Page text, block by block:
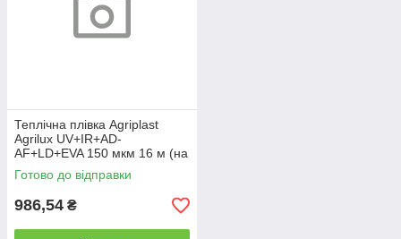
Теплічна плівка Agriplast
Agrilux UV+IR+AD-
AF+LD+EVA 150 мкм 16 м (на
метраж)
Готово до відправки
986,54 ₴